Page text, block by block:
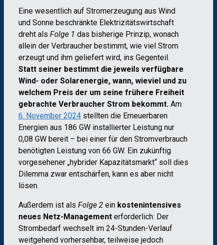
Eine wesentlich auf Stromerzeugung aus Wind
und Sonne beschränkte Elektrizitätswirtschaft
dreht als Folge 1 das bisherige Prinzip, wonach
allein der Verbraucher bestimmt, wie viel Strom
erzeugt und ihm geliefert wird, ins Gegenteil.
Statt seiner bestimmt die jeweils verfügbare
Wind- oder Solarenergie, wann, wieviel und zu
welchem Preis der um seine frühere Freiheit
gebrachte Verbraucher Strom bekommt. Am
6. November 2024 stellten die Erneuerbaren
Energien aus 186 GW installierter Leistung nur
0,08 GW bereit – bei einer für den Stromverbrauch
benötigten Leistung von 66 GW. Ein zukünftig
vorgesehener „hybrider Kapazitätsmarkt“ soll dies
Dilemma zwar entschärfen, kann es aber nicht
lösen.
Außerdem ist als Folge 2 ein kostenintensives
neues Netz-Management erforderlich: Der
Strombedarf wechselt im 24-Stunden-Verlauf
weitgehend vorhersehbar, teilweise jedoch